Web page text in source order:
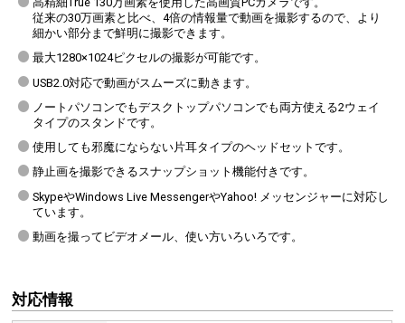
従来の30万画素と比べ、4倍の情報量で動画を撮影するので、より
細かい部分まで鮮明に撮影できます。
最大1280×1024ピクセルの撮影が可能です。
USB2.0対応で動画がスムーズに動きます。
ノートパソコンでもデスクトップパソコンでも両方使える2ウェイ
タイプのスタンドです。
使用しても邪魔にならない片耳タイプのヘッドセットです。
静止画を撮影できるスナップショット機能付きです。
SkypeやWindows Live MessengerやYahoo! メッセンジャーに対応し
ています。
動画を撮ってビデオメール、使い方いろいろです。
対応情報